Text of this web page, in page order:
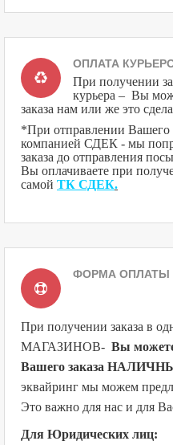
ОПЛАТА
При получении
курьера – Вы
заказа нам или же это
*При отправлении Вашего
компанией СДЕК - мы
заказа до отправления
Вы оплачиваете при
самой ТК СДЕК.
ФОРМА ОПЛАТЫ
При получении заказа в
МАГАЗИНОВ- Вы
Вашего заказа
эквайринг мы можем
Это важно для нас и для
Для Юридических лиц: